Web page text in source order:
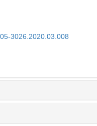
3026.2020.03.008